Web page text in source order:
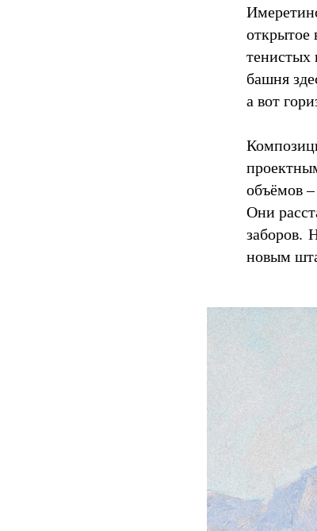
открытое
тенистых
башня
а вот
объёмов
Они
заборов.
новым